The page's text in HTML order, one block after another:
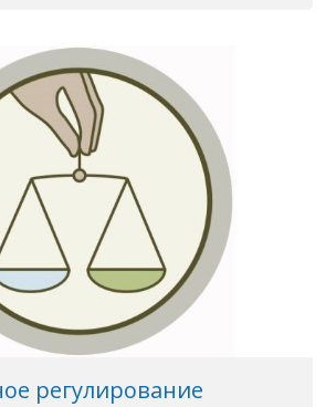
регулирование